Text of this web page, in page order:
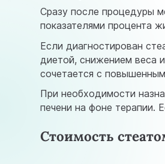
Сразу после процедуры
показателями процента
Если диагностирован
диетой, снижением веса
сочетается с
При необходимости
печени на фоне терапии.
Стоимость